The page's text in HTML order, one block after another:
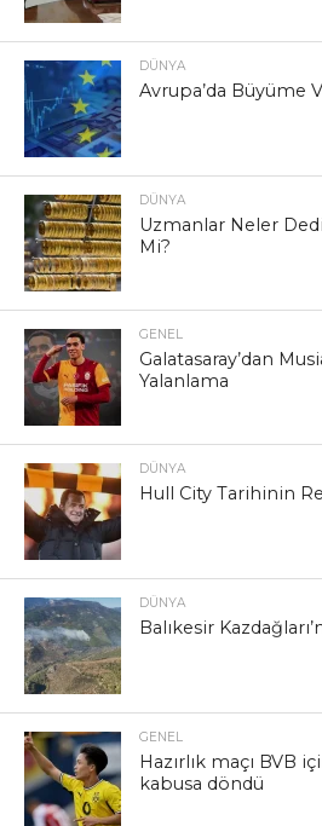
DÜNYA
Avrupa’da Büyüme
DÜNYA
Uzmanlar Neler
Mi?
GENEL
Galatasaray’dan
Yalanlama
DÜNYA
Hull City Tarihinin
DÜNYA
Balıkesir
GENEL
Hazırlık maçı BVB
kabusa döndü